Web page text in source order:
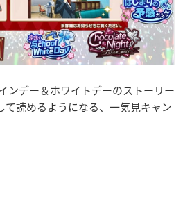
ンデー＆ホワイトデーのストーリー
て読めるようになる、一気見キャン